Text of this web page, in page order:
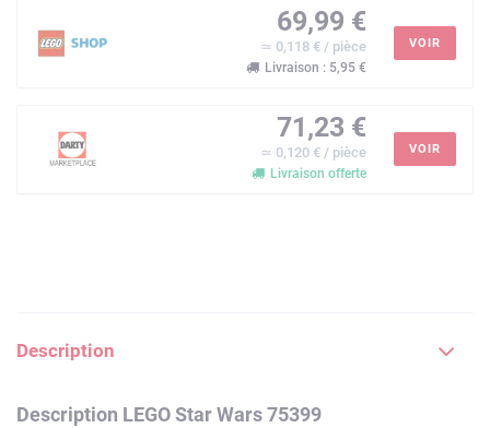
69,99 €
≃ 0,118 € / pièce
Livraison : 5,95 €
VOIR
71,23 €
≃ 0,120 € / pièce
Livraison offerte
VOIR
Description
Description LEGO Star Wars 75399